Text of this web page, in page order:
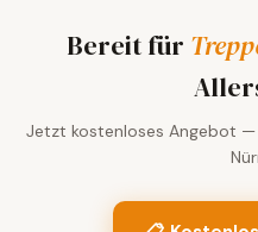
Bereit für
Jetzt kostenloses Angebot —